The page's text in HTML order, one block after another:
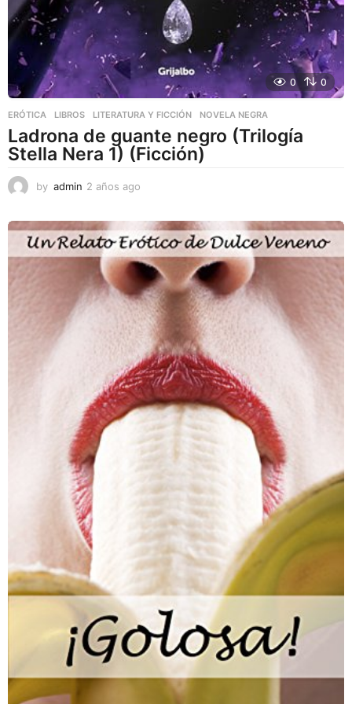
0 0
ERÓTICA ,LIBROS ,LITERATURA Y FICCIÓN NOVELA NEGRA
Ladrona de guante negro (Trilogía
Stella Nera 1) (Ficción)
by admin 2 años ago
o
s
a
g
o